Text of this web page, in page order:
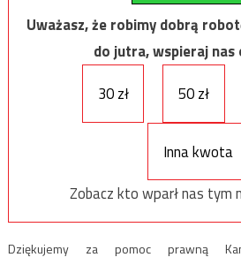
Uważasz, że robimy dobrą
do jutra, wspieraj nas
30 zł
50 zł
Inna kwota
Zobacz kto wparł nas tym
Dziękujemy za pomoc prawną